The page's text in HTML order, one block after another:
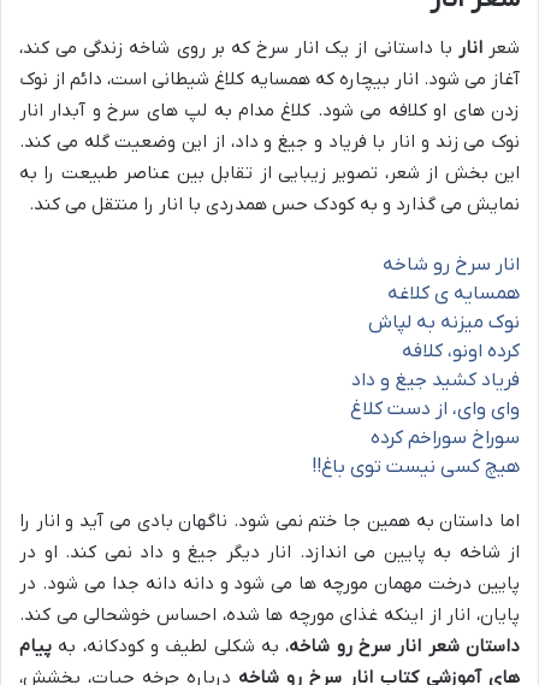
شعرانار با داستانی از یک انار سرخ که بر روی شاخه زندگی می کند،
آغاز می شود. انار بیچاره که همسایه کلاغ شیطانی است، دائم از نوک
زدن های او کلافه می شود. کلاغ مدام به لپ های سرخ و آبدار انار
نوک می زند و انار با فریاد و جیغ و داد، از این وضعیت گله می کند.
این بخش از شعر، تصویر زیبایی از تقابل بین عناصر طبیعت را به
نمایش می گذارد و به کودک حس همدردی با انار را منتقل می کند.
انار سرخ رو شاخه
همسایه ی کلاغه
نوک میزنه به لپاش
کرده اونو، کلافه
فریاد کشید جیغ و داد
وای وای، از دست کلاغ
سوراخ سوراخم کرده
هیچ کسی نیست توی باغ!!
اما داستان به همین جا ختم نمی شود. ناگهان بادی می آید و انار را
از شاخه به پایین می اندازد. انار دیگر جیغ و داد نمی کند. او در
پایین درخت مهمان مورچه ها می شود و دانه دانه جدا می شود. در
پایان، انار از اینکه غذای مورچه ها شده، احساس خوشحالی می کند.
داستان شعر انار سرخ رو شاخه، به شکلی لطیف و کودکانه، به پیام
های آموزشی کتاب انار سرخ رو شاخه درباره چرخه حیات، بخشش،